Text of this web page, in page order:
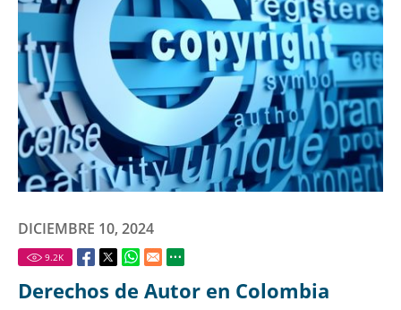
DICIEMBRE 10, 2024
9.2K
Derechos de Autor en Colombia